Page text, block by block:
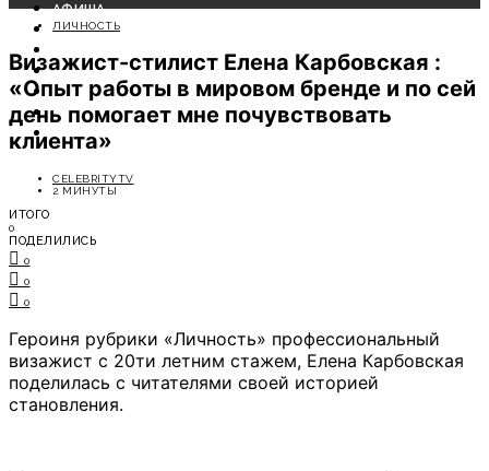
АФИША
СОБЫТИЯ
МОДА
ЛИЧНОСТЬ
ОТДЫХ
СОВЕТЫ ЭКСПЕРТОВ
ЛИЧНОСТЬ
Визажист-стилист Елена Карбовская :
«Опыт работы в мировом бренде и по сей
день помогает мне почувствовать
клиента»
CELEBRITYTV
2 МИНУТЫ
ИТОГО
0
ПОДЕЛИЛИСЬ
0
0
0
Героиня рубрики «Личность» профессиональный
визажист с 20ти летним стажем, Елена Карбовская
поделилась с читателями своей историей
становления.